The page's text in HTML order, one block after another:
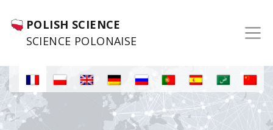
POLISH SCIENCE
SCIENCE POLONAISE